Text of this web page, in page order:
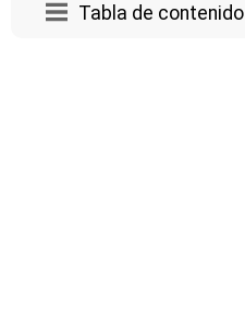
Tabla de contenido